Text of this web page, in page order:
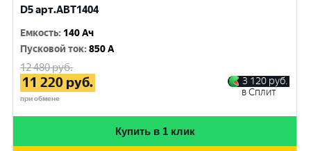
D5 арт.ABT1404
Емкость: 140 Ач
Пусковой ток:850 A
12 480руб.
11 220 руб.
при обмене
3 120 руб.
в Сплит
Купить в 1 клик